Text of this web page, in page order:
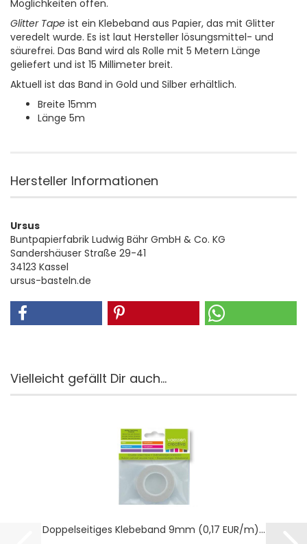
Möglichkeiten offen.
Glitter Tape ist ein Klebeband aus Papier, das mit Glitter
veredelt wurde. Es ist laut Hersteller lösungsmittel- und
säurefrei. Das Band wird als Rolle mit 5 Metern Länge
geliefert und ist 15 Millimeter breit.
Aktuell ist das Band in Gold und Silber erhältlich.
Breite 15mm
Länge 5m
Hersteller Informationen
Ursus
Buntpapierfabrik Ludwig Bähr GmbH & Co. KG
Sandershäuser Straße 29-41
34123 Kassel
ursus-basteln.de
Vielleicht gefällt Dir auch...
Dop­pel­sei­ti­ges Kle­be­band 9mm (0,17 EUR/m)...